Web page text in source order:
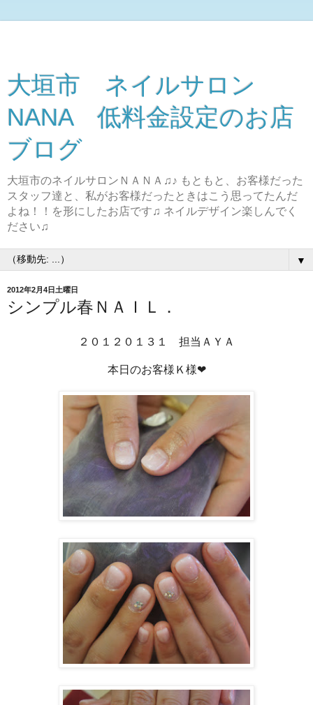
大垣市 ネイルサロン
NANA 低料金設定のお店
ブログ
大垣市のネイルサロンＮＡＮＡ♫♪ もともと、お客様だった
スタッフ達と、私がお客様だったときはこう思ってたんだ
よね！！を形にしたお店です♫ ネイルデザイン楽しんでく
ださい♫
▼
2012年2月4日土曜日
シンプル春ＮＡＩＬ．
２０１２０１３１ 担当ＡＹＡ
本日のお客様Ｋ様❤